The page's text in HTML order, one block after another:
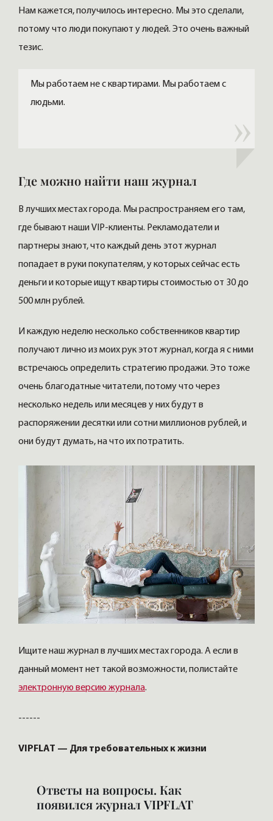
Нам кажется, получилось интересно. Мы это сделали,
потому что люди покупают у людей. Это очень важный
тезис.
Мы работаем не с квартирами. Мы работаем с
людьми.
Где можно найти наш журнал
В лучших местах города. Мы распространяем его там,
где бывают наши VIP-клиенты. Рекламодатели и
партнеры знают, что каждый день этот журнал
попадает в руки покупателям, у которых сейчас есть
деньги и которые ищут квартиры стоимостью от 30 до
500 млн рублей.
И каждую неделю несколько собственников квартир
получают лично из моих рук этот журнал, когда я с ними
встречаюсь определить стратегию продажи. Это тоже
очень благодатные читатели, потому что через
несколько недель или месяцев у них будут в
распоряжении десятки или сотни миллионов рублей, и
они будут думать, на что их потратить.
Ищите наш журнал в лучших местах города. А если в
данный момент нет такой возможности, полистайте
электронную версию журнала.
------
VIPFLAT — Для требовательных к жизни
Ответы на вопросы. Как
появился журнал VIPFLAT